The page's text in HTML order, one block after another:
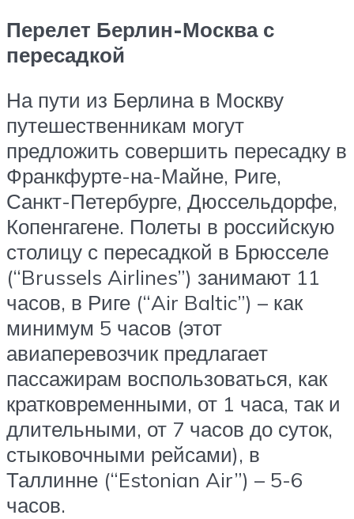
Перелет Берлин-Москва с
пересадкой
На пути из Берлина в Москву
путешественникам могут
предложить совершить пересадку в
Франкфурте-на-Майне, Риге,
Санкт-Петербурге, Дюссельдорфе,
Копенгагене. Полеты в российскую
столицу с пересадкой в Брюсселе
(“Brussels Airlines”) занимают 11
часов, в Риге (“Air Baltic”) – как
минимум 5 часов (этот
авиаперевозчик предлагает
пассажирам воспользоваться, как
кратковременными, от 1 часа, так и
длительными, от 7 часов до суток,
стыковочными рейсами), в
Таллинне (“Estonian Air”) – 5-6
часов.